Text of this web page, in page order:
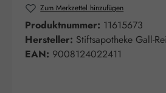
Zum Merkzettel hinzufügen
Produktnummer: 11615673
Hersteller: Stiftsapotheke Gall-
EAN: 9008124022411